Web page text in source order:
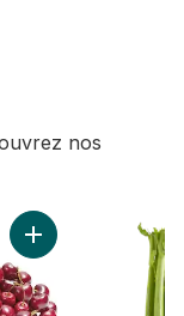
nos
panier
Ajouter Cerises